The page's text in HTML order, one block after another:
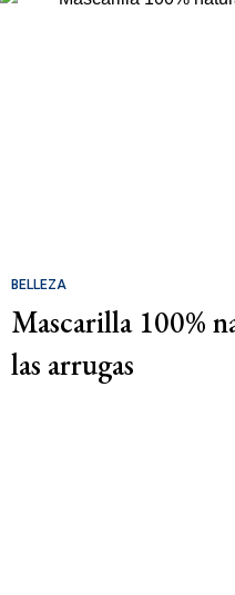
BELLEZA
Mascarilla 100%
las arrugas